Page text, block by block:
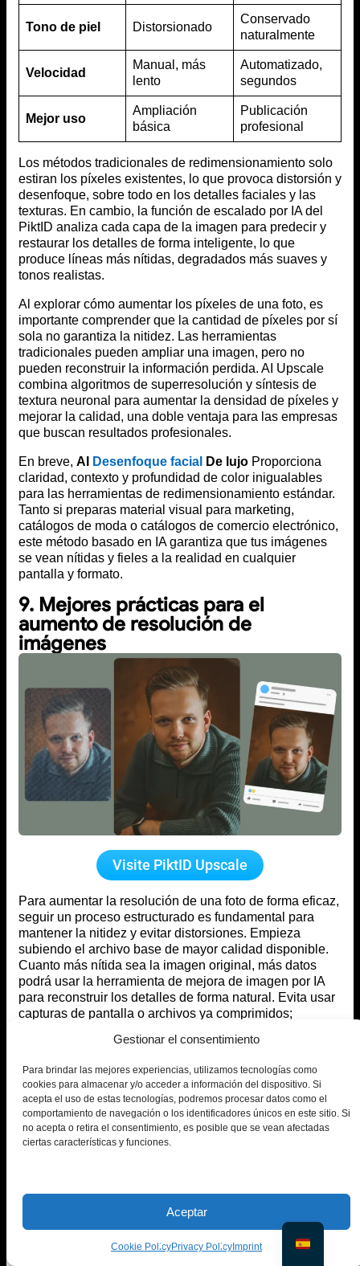
Gestionar el consentimiento
Para brindar las mejores experiencias, utilizamos tecnologías como
cookies para almacenar y/o acceder a información del dispositivo. Si
acepta el uso de estas tecnologías, podremos procesar datos como el
comportamiento de navegación o los identificadores únicos en este sitio. Si
no acepta o retira el consentimiento, es posible que se vean afectadas
ciertas características y funciones.
Aceptar
Cookie PolicyPrivacy Policy Imprint
Tono de piel Distorsionado
Conservado
naturalmente
Velocidad
Manual, más
lento
Automatizado,
segundos
Mejor uso
Ampliación
básica
Publicación
profesional
Los métodos tradicionales de redimensionamiento solo
estiran los píxeles existentes, lo que provoca distorsión y
desenfoque, sobre todo en los detalles faciales y las
texturas. En cambio, la función de escalado por IA del
PiktID analiza cada capa de la imagen para predecir y
restaurar los detalles de forma inteligente, lo que
produce líneas más nítidas, degradados más suaves y
tonos realistas.
Al explorar cómo aumentar los píxeles de una foto, es
importante comprender que la cantidad de píxeles por sí
sola no garantiza la nitidez. Las herramientas
tradicionales pueden ampliar una imagen, pero no
pueden reconstruir la información perdida. AI Upscale
combina algoritmos de superresolución y síntesis de
textura neuronal para aumentar la densidad de píxeles y
mejorar la calidad, una doble ventaja para las empresas
que buscan resultados profesionales.
En breve, AI Desenfoque facial De lujo Proporciona
claridad, contexto y profundidad de color inigualables
para las herramientas de redimensionamiento estándar.
Tanto si preparas material visual para marketing,
catálogos de moda o catálogos de comercio electrónico,
este método basado en IA garantiza que tus imágenes
se vean nítidas y fieles a la realidad en cualquier
pantalla y formato.
9. Mejores prácticas para el
aumento de resolución de
imágenes
Visite PiktID Upscale
Para aumentar la resolución de una foto de forma eficaz,
seguir un proceso estructurado es fundamental para
mantener la nitidez y evitar distorsiones. Empieza
subiendo el archivo base de mayor calidad disponible.
Cuanto más nítida sea la imagen original, más datos
podrá usar la herramienta de mejora de imagen por IA
para reconstruir los detalles de forma natural. Evita usar
capturas de pantalla o archivos ya comprimidos;
de texturas finas.
Siempre usa la función de escalado con IA antes de
añadir elementos creativos como filtros, texto o
superposiciones. Estas mejoras deben aplicarse
después del proceso de resolución para evitar artefactos
de nitidez o manchas de color desiguales. Mantén las
Para un mayor control creativo, experimenta con
diferentes escalas, como 2× y 4×. Las escalas más altas